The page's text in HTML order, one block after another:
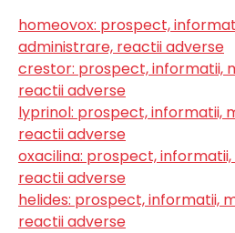
homeovox: prospect,
administrare, reactii adverse
crestor: prospect, informatii,
reactii adverse
lyprinol: prospect, informatii,
reactii adverse
oxacilina: prospect,
reactii adverse
helides: prospect, informatii,
reactii adverse